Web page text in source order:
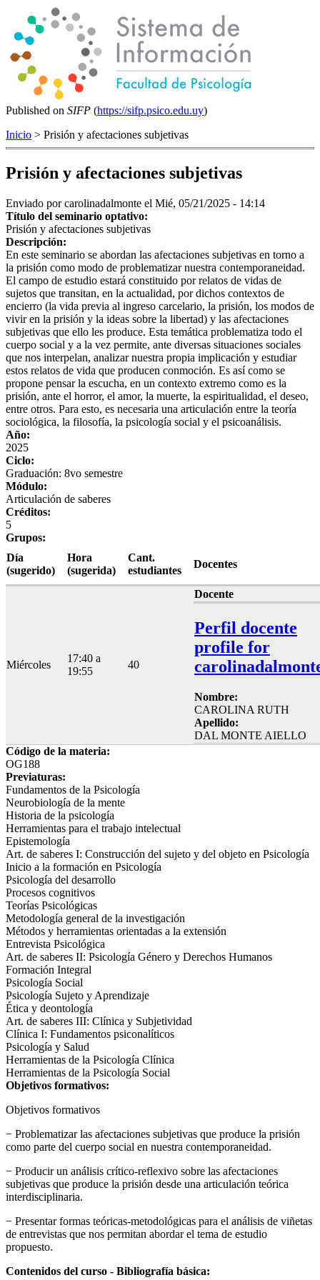
Published on SIFP (https://sifp.psico.edu.uy)
Inicio > Prisión y afectaciones subjetivas
Prisión y afectaciones subjetivas
Enviado porcarolinadalmonte el Mié, 05/21/2025 - 14:14
Título del seminario optativo:
Prisión y afectaciones subjetivas
Descripción:
En este seminario se abordan las afectaciones subjetivas en torno a
la prisión como modo de problematizar nuestra contemporaneidad.
El campo de estudio estará constituido por relatos de vidas de
sujetos que transitan, en la actualidad, por dichos contextos de
encierro (la vida previa al ingreso carcelario, la prisión, los modos de
vivir en la prisión y la ideas sobre la libertad) y las afectaciones
subjetivas que ello les produce. Esta temática problematiza todo el
cuerpo social y a la vez permite, ante diversas situaciones sociales
que nos interpelan, analizar nuestra propia implicación y estudiar
estos relatos de vida que producen conmoción. Es así como se
propone pensar la escucha, en un contexto extremo como es la
prisión, ante el horror, el amor, la muerte, la espiritualidad, el deseo,
entre otros. Para esto, es necesaria una articulación entre la teoría
sociológica, la filosofía, la psicología social y el psicoanálisis.
Año:
2025
Ciclo:
Graduación: 8vo semestre
Módulo:
Articulación de saberes
Créditos:
5
Grupos:
Día
(sugerido)
Hora
(sugerida)
Cant.
estudiantes
Docentes
Miércoles
17:40 a
19:55
40
Docente
Perfil docente
profile for
Nombre:
CAROLINA RUTH
Apellido:
DAL MONTE AIELLO
Código de la materia:
OG188
Previaturas:
Fundamentos de la Psicología
Neurobiología de la mente
Historia de la psicología
Herramientas para el trabajo intelectual
Epistemología
Art. de saberes I: Construcción del sujeto y del objeto en Psicología
Inicio a la formación en Psicología
Psicología del desarrollo
Procesos cognitivos
Teorías Psicológicas
Metodología general de la investigación
Métodos y herramientas orientadas a la extensión
Entrevista Psicológica
Art. de saberes II: Psicología Género y Derechos Humanos
Formación Integral
Psicología Social
Psicología Sujeto y Aprendizaje
Ética y deontología
Art. de saberes III: Clínica y Subjetividad
Clínica I: Fundamentos psiconalíticos
Psicología y Salud
Herramientas de la Psicología Clínica
Herramientas de la Psicología Social
Objetivos formativos:
Objetivos formativos
− Problematizar las afectaciones subjetivas que produce la prisión
como parte del cuerpo social en nuestra contemporaneidad.
− Producir un análisis crítico-reflexivo sobre las afectaciones
subjetivas que produce la prisión desde una articulación teórica
interdisciplinaria.
− Presentar formas teóricas-metodológicas para el análisis de viñetas
de entrevistas que nos permitan abordar el tema de estudio
propuesto.
Contenidos del curso - Bibliografía básica: